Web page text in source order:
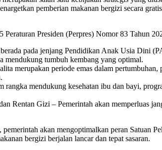
pemberian makanan bergizi secara
Peraturan Presiden (Perpres) Nomor 83 Tahun
pada jenjang Pendidikan Anak Usia Dini
mendukung tumbuh kembang yang optimal.
merupakan periode emas dalam
mendukung kesehatan ibu dan bayi,
Rentan Gizi – Pemerintah akan memperluas
pemerintah akan mengoptimalkan peran Satuan
bergizi berjalan lancar dan tepat sasaran.